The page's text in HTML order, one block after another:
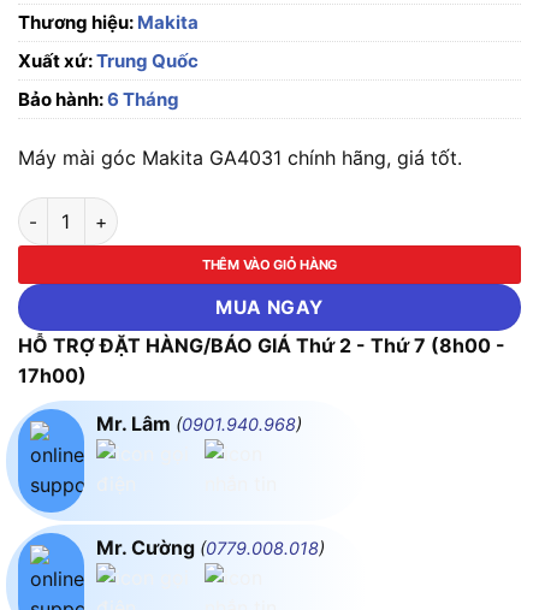
Thương hiệu: Makita
Xuất xứ:Trung Quốc
Bảo hành:6 Tháng
Máy mài góc Makita GA4031 chính hãng, giá tốt.
Máy mài góc Makita GA4031 số lượng
THÊM VÀO GIỎ HÀNG
MUA NGAY
HỖ TRỢ ĐẶT HÀNG/BÁO GIÁ Thứ 2 - Thứ 7 (8h00 -
17h00)
Mr. Lâm (0901.940.968)
Mr. Cường (0779.008.018)